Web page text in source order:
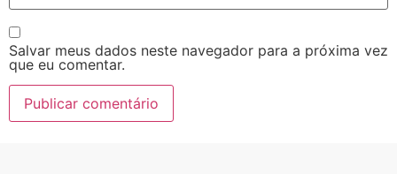
Salvar meus dados neste navegador para a próxima vez
que eu comentar.